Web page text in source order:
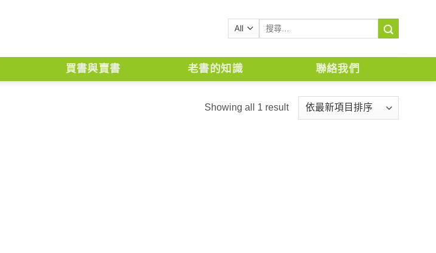
搜
鍵
買書與賣書 老書的知識 聯絡我們
Showing all 1 result